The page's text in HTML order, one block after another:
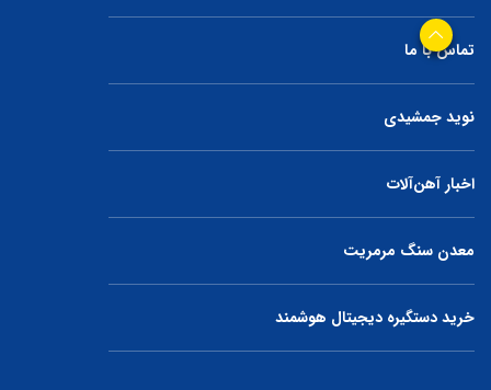
تماس با ما
نوید جمشیدی
اخبار آهن‌آلات
معدن سنگ مرمریت
خرید دستگیره دیجیتال هوشمند